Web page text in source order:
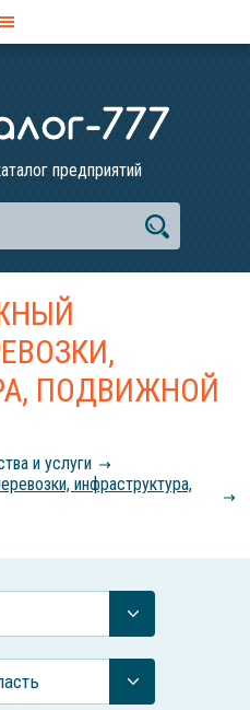
предприятий
ПОДВИЖНОЙ
и услуги
инфраструктура,